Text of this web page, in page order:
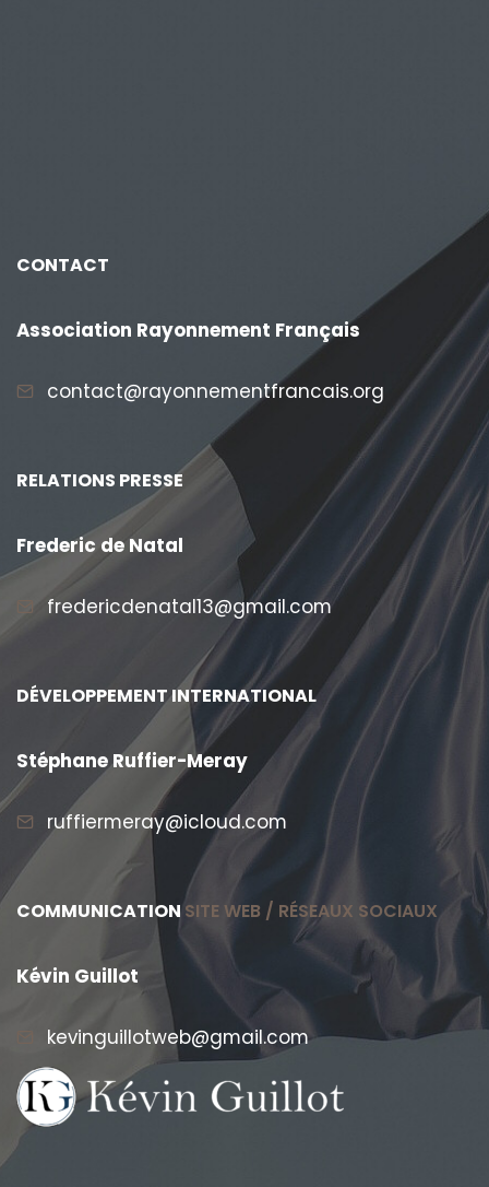
CONTACT
Association Rayonnement Français
contact@rayonnementfrancais.org
RELATIONS PRESSE
Frederic de Natal
fredericdenatal13@gmail.com
DÉVELOPPEMENT INTERNATIONAL
Stéphane Ruffier-Meray
ruffiermeray@icloud.com
COMMUNICATIONSITE WEB / RÉSEAUX SOCIAUX
Kévin Guillot
kevinguillotweb@gmail.com